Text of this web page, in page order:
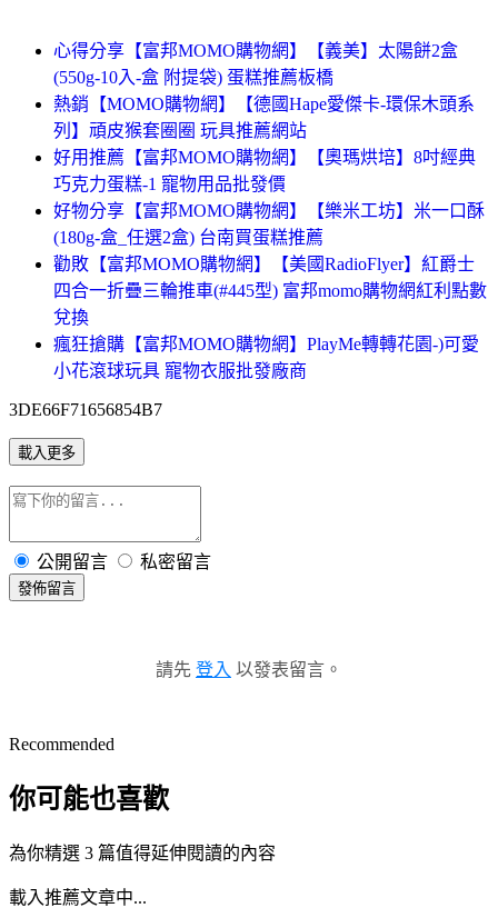
心得分享【富邦MOMO購物網】【義美】太陽餅2盒
(550g-10入-盒 附提袋) 蛋糕推薦板橋
熱銷【MOMO購物網】【德國Hape愛傑卡-環保木頭系
列】頑皮猴套圈圈 玩具推薦網站
好用推薦【富邦MOMO購物網】【奧瑪烘培】8吋經典
巧克力蛋糕-1 寵物用品批發價
好物分享【富邦MOMO購物網】【樂米工坊】米一口酥
(180g-盒_任選2盒) 台南買蛋糕推薦
勸敗【富邦MOMO購物網】【美國RadioFlyer】紅爵士
四合一折疊三輪推車(#445型) 富邦momo購物網紅利點數
兌換
瘋狂搶購【富邦MOMO購物網】PlayMe轉轉花園-)可愛
小花滾球玩具 寵物衣服批發廠商
3DE66F71656854B7
載入更多
公開留言 私密留言
發佈留言
請先 登入 以發表留言。
Recommended
你可能也喜歡
為你精選 3 篇值得延伸閱讀的內容
載入推薦文章中...